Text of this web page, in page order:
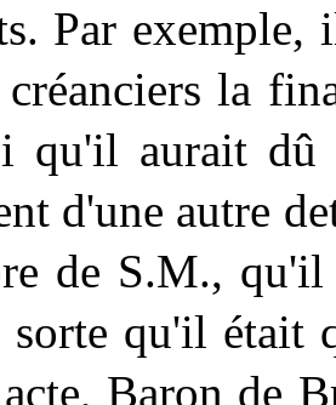
Par
créanciers la
qu'il aurait dû
d'une autre
de S.M.,
qu'il était
Baron de